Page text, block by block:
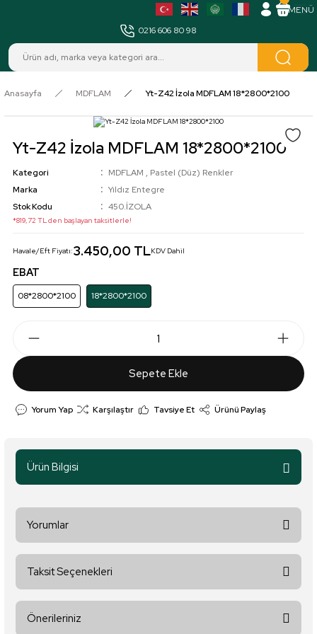
0216 606 80 98
Anasayfa MDFLAM Yt-Z42 İzola MDFLAM 18*2800*2100
Yt-Z42 İzola MDFLAM 18*2800*2100
Kategori MDFLAM , Pastel (Düz) Renkler
Marka
Yıldız Entegre
Stok Kodu
450.İZOLA
*819,72 TL den başlayan taksitlerle!
Havale/Eft Fiyatı:3.450,00 TLKDV Dahil
EBAT
08*2800*2100 18*2800*2100
Sepete Ekle
Yorum Yap Karşılaştır Tavsiye Et Ürünü Paylaş
Ürün Bilgisi
Yorumlar
Taksit Seçenekleri
Önerileriniz